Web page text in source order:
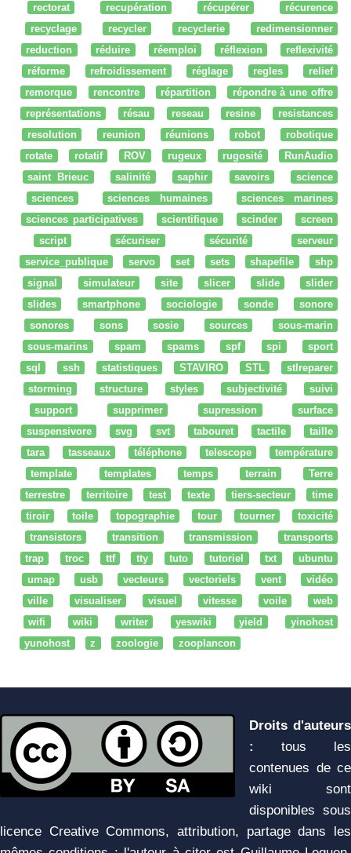
rectorat
recupération récupérer
récurence
recyclage
recycler recyclerie
redimensionner
reduction
réduire réemploi réflexion
reflexivité
réforme
refroidissement réglage regles
relief
remorque
rencontre répartition
répondre à une offre
représentations
résau reseau resine
resistances
resolution
reunion réunions robot
robotique
rotate
rotatif ROV rugeux rugosité
RunAudio
saint Brieuc
salinité saphir savoirs
science
sciences
sciences humaines
sciences marines
sciences participatives
scientifique scinder
screen
script
sécuriser sécurité
serveur
service_publique
servo set sets shapefile
shp
signal
simulateur site slicer slide
slider
slides
smartphone sociologie sonde
sonore
sonores
sons sosie sources
sous-marin
sous-marins
spam spams spf spi
sport
sql
ssh statistiques STAVIRO STL
stlreparer
storming
structure styles subjectivité
suivi
support
supprimer supression
surface
suspensivore
svg svt tabouret tactile
taille
tara
tasseaux téléphone telescope
température
template
templates temps terrain
Terre
terrestre
territoire test texte tiers-secteur
time
tiroir
toile topographie tour tourner
toxicité
transistors
transition transmission
transports
trap
troc ttf tty tuto tutoriel txt
ubuntu
umap
usb vecteurs vectoriels vent
vidéo
ville
visualiser visuel vitesse voile
web
wifi
wiki writer yeswiki yield
yinohost
yunohost
z zoologie zooplancon
Droits d'auteurs
:
tous les
contenues de ce
wiki sont
disponibles sous
licence Creative Commons, attribution, partage dans les